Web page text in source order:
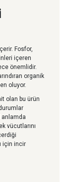
Fosfor,
içeren
önemlidir.
organik
oluyor.
olan bu ürün
anlamda
vücutlarını
için incir